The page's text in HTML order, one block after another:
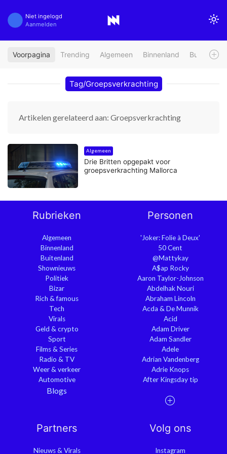
Niet ingelogd
Aanmelden
Voorpagina Trending Algemeen Binnenland Buitenland
Tag/Groepsverkrachting
Artikelen gerelateerd aan: Groepsverkrachting
Algemeen
Drie Britten opgepakt voor
groepsverkrachting Mallorca
Rubrieken
Algemeen
Binnenland
Buitenland
Shownieuws
Politiek
Bizar
Rich & famous
Tech
Virals
Geld & crypto
Sport
Films & Series
Radio & TV
Weer & verkeer
Automotive
Blogs
Personen
'Joker: Folie à Deux'
50 Cent
@Mattykay
A$ap Rocky
Aaron Taylor-Johnson
Abdelhak Nouri
Abraham Lincoln
Acda & De Munnik
Acid
Adam Driver
Adam Sandler
Adele
Adrian Vandenberg
Adrie Knops
After Kingsday tip
Partners
Nieuws & Virals
Volg ons
Instagram